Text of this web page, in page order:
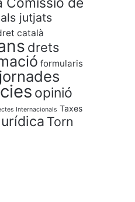
jutjats
català
drets
formularis
jornades
opinió
Internacionals Taxes
Torn